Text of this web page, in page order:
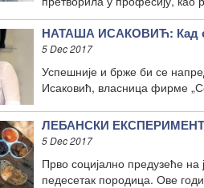
НАТАША ИСАКОВИЋ: Кад
5 Dec 2017
Успешније и брже би се
Исаковић, власница фирме
ЛЕБАНСКИ ЕКСПЕРИМЕНТ
5 Dec 2017
Прво социјално предузеће на
педесетак породица. Ове